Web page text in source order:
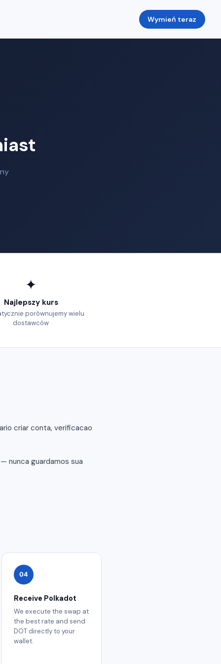
Wymień teraz
✦
Najlepszy kurs
porównujemy wielu
dostawców
criar conta, verificacao
nunca guardamos sua
04
Receive Polkadot
We execute the swap at
the best rate and send
DOT directly to your
wallet.